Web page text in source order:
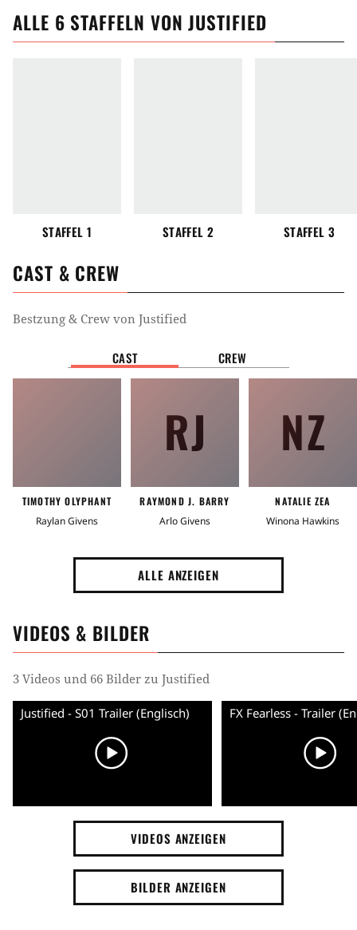
ALLE 6 STAFFELN VONJUSTIFIED
STAFFEL 1 STAFFEL 2 STAFFEL 3
CAST & CREW
Bestzung & Crew von Justified
CAST CREW
TIMOTHY OLYPHANT
Raylan Givens
RJ
RAYMOND J. BARRY
Arlo Givens
NZ
NATALIE ZEA
Winona Hawkins
ALLE ANZEIGEN
VIDEOS & BILDER
3 Videos und 66 Bilder zu Justified
Justified - S01 Trailer (Englisch) FX Fearless - Trailer
VIDEOS ANZEIGEN
BILDER ANZEIGEN